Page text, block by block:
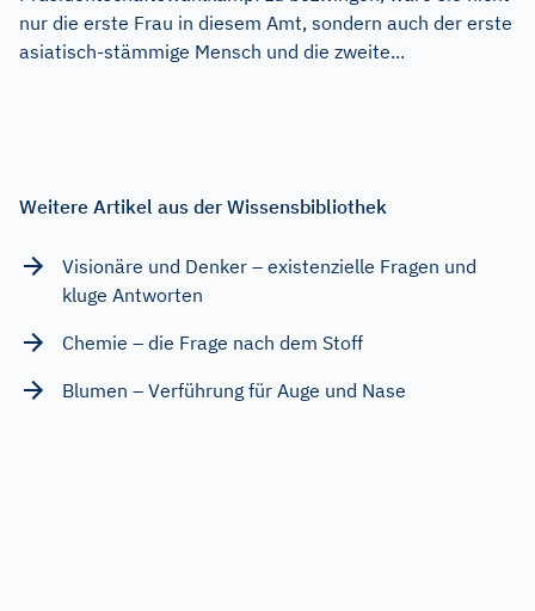
nur die erste Frau in diesem Amt, sondern auch der erste
asiatisch-stämmige Mensch und die zweite...
Weitere Artikel aus der Wissensbibliothek
Visionäre und Denker – existenzielle Fragen und
kluge Antworten
Chemie – die Frage nach dem Stoff
Blumen – Verführung für Auge und Nase